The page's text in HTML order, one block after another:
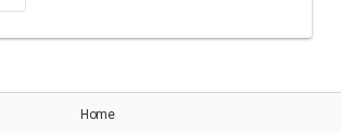
Home